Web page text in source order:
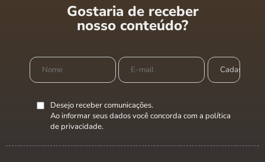
Gostaria de receber
nosso conteúdo?
Desejo receber comunicações.
Ao informar seus dados você concorda com a política
de privacidade.